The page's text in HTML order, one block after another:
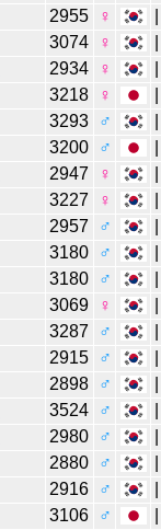
2955 ♀
3074 ♀
2934 ♀
3218 ♀
3293 ♂
3200 ♂
2947 ♀
3227 ♀
2957 ♂
3180 ♂
3180 ♂
3069 ♀
3287 ♂
2915 ♂
2898 ♂
3524 ♂
2980 ♂
2880 ♂
2916 ♂
3106 ♂